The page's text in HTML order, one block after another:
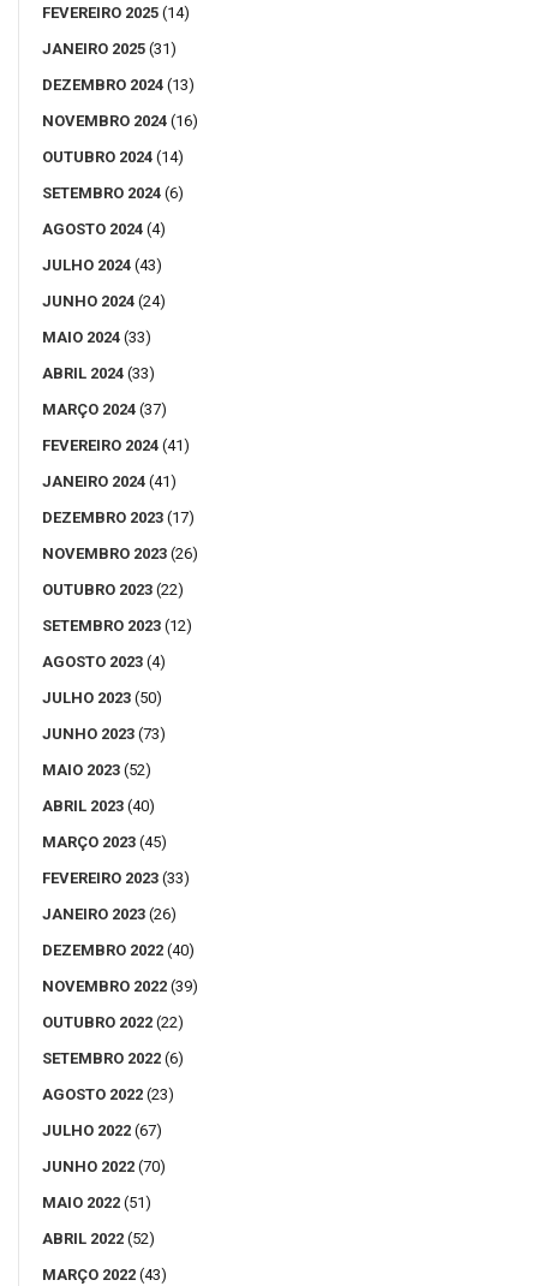
FEVEREIRO 2025 (14)
JANEIRO 2025 (31)
DEZEMBRO 2024 (13)
NOVEMBRO 2024 (16)
OUTUBRO 2024 (14)
SETEMBRO 2024 (6)
AGOSTO 2024 (4)
JULHO 2024 (43)
JUNHO 2024 (24)
MAIO 2024 (33)
ABRIL 2024 (33)
MARÇO 2024 (37)
FEVEREIRO 2024 (41)
JANEIRO 2024 (41)
DEZEMBRO 2023 (17)
NOVEMBRO 2023 (26)
OUTUBRO 2023 (22)
SETEMBRO 2023 (12)
AGOSTO 2023 (4)
JULHO 2023 (50)
JUNHO 2023 (73)
MAIO 2023 (52)
ABRIL 2023 (40)
MARÇO 2023 (45)
FEVEREIRO 2023 (33)
JANEIRO 2023 (26)
DEZEMBRO 2022 (40)
NOVEMBRO 2022 (39)
OUTUBRO 2022 (22)
SETEMBRO 2022 (6)
AGOSTO 2022 (23)
JULHO 2022 (67)
JUNHO 2022 (70)
MAIO 2022 (51)
ABRIL 2022 (52)
MARÇO 2022 (43)